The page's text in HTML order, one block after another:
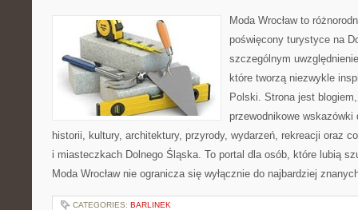
Moda Wrocław to
poświęcony turystyce na
szczególnym
które tworzą niezwykle
Polski. Strona jest
przewodnikowe
historii, kultury, architektury, przyrody, wydarzeń, rekreacji oraz
i miasteczkach Dolnego Śląska. To portal dla osób, które lubią
Moda Wrocław nie ogranicza się wyłącznie do najbardziej
CATEGORIES: BARLINEK